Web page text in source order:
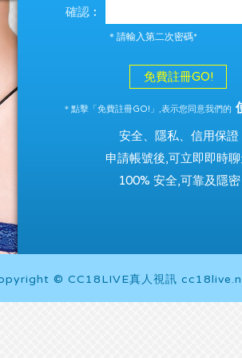
確認︰
＊請輸入第二次密碼*
免費註冊GO!
＊點擊「免費註冊GO!」,表示您同意我們的
安全、隱私、信用保證
申請帳號後,可立即即時
100% 安全,可靠及隱密
© CC18LIVE真人視訊